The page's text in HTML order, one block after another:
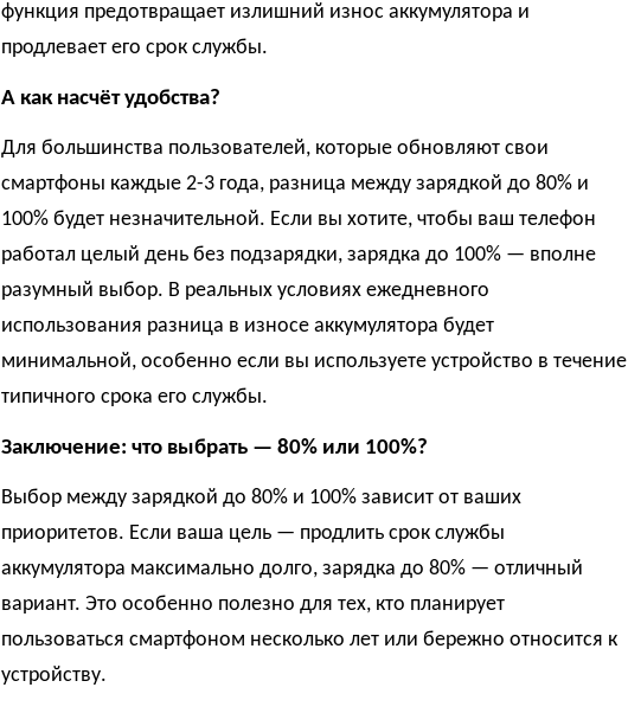
функция предотвращает излишний износ аккумулятора и
продлевает его срок службы.
А как насчёт удобства?
Для большинства пользователей, которые обновляют свои
смартфоны каждые 2-3 года, разница между зарядкой до 80% и
100% будет незначительной. Если вы хотите, чтобы ваш телефон
работал целый день без подзарядки, зарядка до 100% — вполне
разумный выбор. В реальных условиях ежедневного
использования разница в износе аккумулятора будет
минимальной, особенно если вы используете устройство в течение
типичного срока его службы.
Заключение: что выбрать — 80% или 100%?
Выбор между зарядкой до 80% и 100% зависит от ваших
приоритетов. Если ваша цель — продлить срок службы
аккумулятора максимально долго, зарядка до 80% — отличный
вариант. Это особенно полезно для тех, кто планирует
пользоваться смартфоном несколько лет или бережно относится к
устройству.